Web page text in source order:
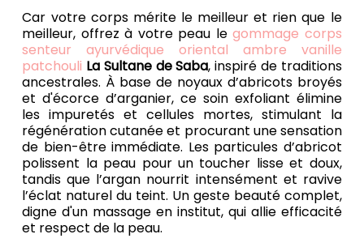
Car votre corps mérite le meilleur et rien que le
meilleur, offrez à votre peau legommage corps
senteur ayurvédique oriental ambre vanille
patchouli La Sultane de Saba, inspiré de traditions
ancestrales. À base de noyaux d’abricots broyés
et d'écorce d’arganier, ce soin exfoliant élimine
les impuretés et cellules mortes, stimulant la
régénération cutanée et procurant une sensation
de bien-être immédiate. Les particules d’abricot
polissent la peau pour un toucher lisse et doux,
tandis que l’argan nourrit intensément et ravive
l’éclat naturel du teint. Un geste beauté complet,
digne d'un massage en institut, qui allie efficacité
et respect de la peau.